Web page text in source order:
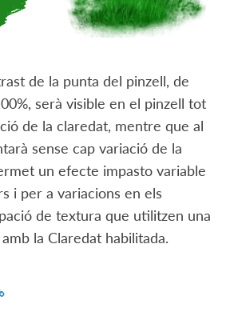
de la punta del pinzell, de
serà visible en el pinzell tot
de la claredat, mentre que al
sense cap variació de la
un efecte impasto variable
i per a variacions en els
de textura que utilitzen una
la Claredat habilitada.